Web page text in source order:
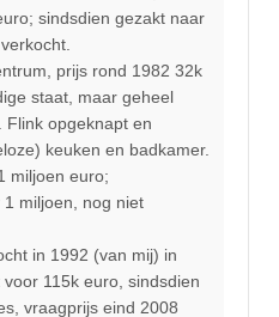
sindsdien gezakt naar
prijs rond 1982 32k
staat, maar geheel
Flink opgeknapt en
keuken en badkamer.
miljoen euro;
miljoen, nog niet
in 1992 (van mij) in
115k euro, sindsdien
vraagprijs eind 2008